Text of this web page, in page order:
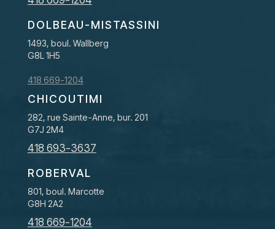
DOLBEAU-MISTASSINI
1493, boul. Wallberg
G8L 1H5
418 669-1204
CHICOUTIMI
282, rue Sainte-Anne, bur. 201
G7J 2M4
418 693-3637
ROBERVAL
801, boul. Marcotte
G8H 2A2
418 669-1204